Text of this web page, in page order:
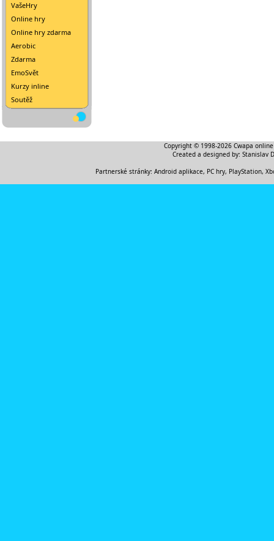
VašeHry
Online hry
Online hry zdarma
Aerobic
Zdarma
EmoSvět
Kurzy inline
Soutěž
Copyright © 1998-2026 Cwapa
Created a designed by: Stanislav
Partnerské stránky: Android aplikace, PC hry, PlayStation,